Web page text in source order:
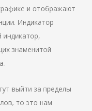
и отображают
Индикатор
индикатор,
знаменитой
выйти за пределы
то это нам